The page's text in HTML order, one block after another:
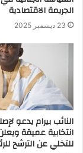
الجريمة الاقتصادية
23 ديسمبر 2025
النائب بيرام يدعو
انتخابية عميقة
للتخلي عن الترشح